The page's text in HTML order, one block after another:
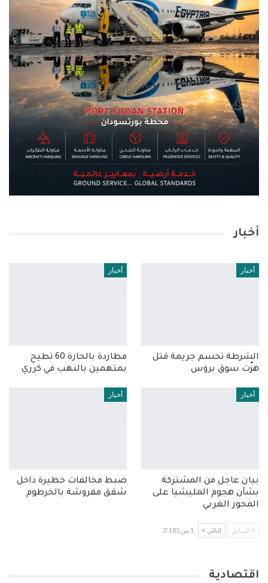
أخبار
أخبار
الشرطة تحسم جريمة قتل
هزّت سوق بروس
أخبار
مطاردة بالحارة 60 تطيح
بمتهمين بالنهب في كرري
أخبار
بيان عاجل من المشتركة
بشأن هجوم المليشيا على
المحور الغربي
أخبار
ضبط مخالفات خطيرة داخل
شقق مفروشة بالخرطوم
السابق التالي 1 من 3٬185
اقتصادية